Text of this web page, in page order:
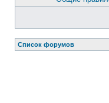
Список форумов